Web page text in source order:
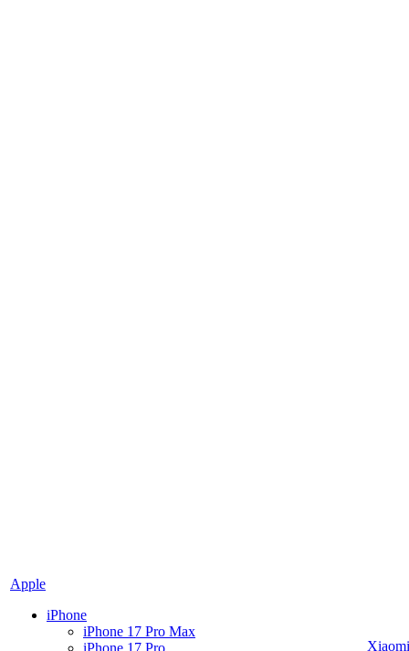
Apple
iPhone
iPhone 17 Pro Max
iPhone 17 Pro
Xiaomi